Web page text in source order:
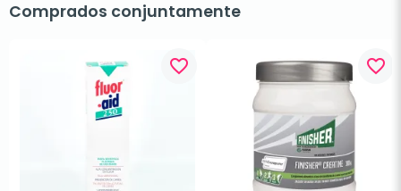
Comprados conjuntamente
favorite_border favorite_border